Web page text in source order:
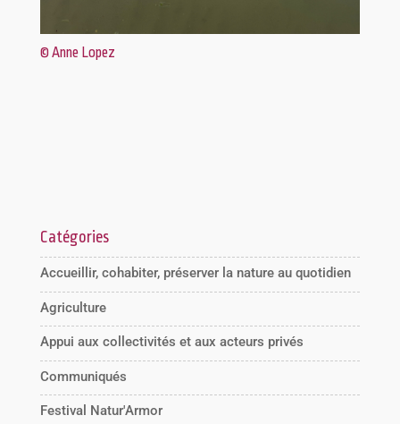
© Anne Lopez
Catégories
Accueillir, cohabiter, préserver la nature au quotidien
Agriculture
Appui aux collectivités et aux acteurs privés
Communiqués
Festival Natur'Armor